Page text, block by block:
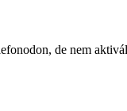
de nem